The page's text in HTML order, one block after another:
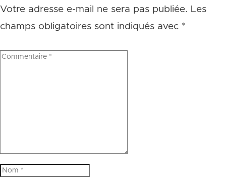
Votre adresse e-mail ne sera pas publiée. Les
champs obligatoires sont indiqués avec *